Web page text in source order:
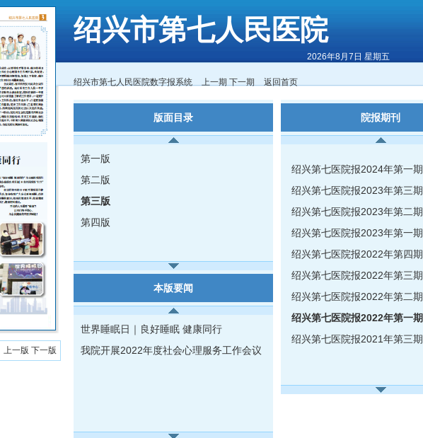
上一版 下一版
绍兴市第七人民医院
2026年8月7日 星期五
绍兴市第七人民医院数字报系统 上一期 下一期 返回首页
版面目录
第一版
第二版
第三版
第四版
本版要闻
世界睡眠日｜良好睡眠 健康同行
我院开展2022年度社会心理服务工作会议
院报期刊
绍兴第七医院报2024年第一期
绍兴第七医院报2023年第三期
绍兴第七医院报2023年第二期
绍兴第七医院报2023年第一期
绍兴第七医院报2022年第四期
绍兴第七医院报2022年第三期
绍兴第七医院报2022年第二期
绍兴第七医院报2022年第一期
绍兴第七医院报2021年第三期